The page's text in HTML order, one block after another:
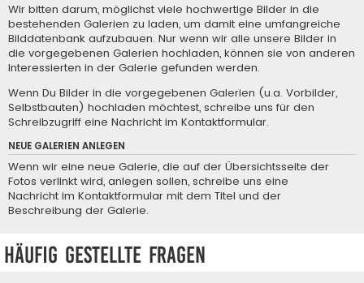
Wir bitten darum, möglichst viele hochwertige Bilder in die
bestehenden Galerien zu laden, um damit eine umfangreiche
Bilddatenbank aufzubauen. Nur wenn wir alle unsere Bilder in
die vorgegebenen Galerien hochladen, können sie von anderen
Interessierten in der Galerie gefunden werden.
Wenn Du Bilder in die vorgegebenen Galerien (u.a. Vorbilder,
Selbstbauten) hochladen möchtest, schreibe uns für den
Schreibzugriff eine Nachricht im Kontaktformular.
NEUE GALERIEN ANLEGEN
Wenn wir eine neue Galerie, die auf der Übersichtsseite der
Fotos verlinkt wird, anlegen sollen, schreibe uns eine
Nachricht im Kontaktformular mit dem Titel und der
Beschreibung der Galerie.
Häufig gestellte Fragen